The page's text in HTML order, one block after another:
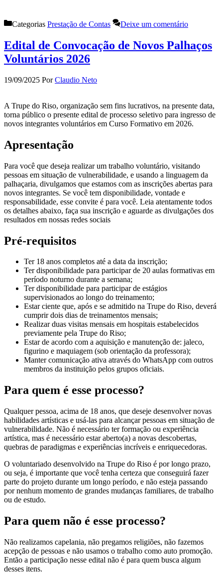
Categorias Prestação de Contas Deixe um comentário
Edital de Convocação de Novos Palhaços
Voluntários 2026
19/09/2025 PorClaudio Neto
A Trupe do Riso, organização sem fins lucrativos, na presente data,
torna público o presente edital de processo seletivo para ingresso de
novos integrantes voluntários em Curso Formativo em 2026.
Apresentação
Para você que deseja realizar um trabalho voluntário, visitando
pessoas em situação de vulnerabilidade, e usando a linguagem da
palhaçaria, divulgamos que estamos com as inscrições abertas para
novos integrantes. Se você tem disponibilidade, vontade e
responsabilidade, esse convite é para você. Leia atentamente todos
os detalhes abaixo, faça sua inscrição e aguarde as divulgações dos
resultados em nossas redes sociais
Pré-requisitos
Ter 18 anos completos até a data da inscrição;
Ter disponibilidade para participar de 20 aulas formativas em
período noturno durante a semana;
Ter disponibilidade para participar de estágios
supervisionados ao longo do treinamento;
Estar ciente que, após e se admitido na Trupe do Riso, deverá
cumprir dois dias de treinamentos mensais;
Realizar duas visitas mensais em hospitais estabelecidos
previamente pela Trupe do Riso;
Estar de acordo com a aquisição e manutenção de: jaleco,
figurino e maquiagem (sob orientação da professora);
Manter comunicação ativa através do WhatsApp com outros
membros da instituição pelos grupos oficiais.
Para quem é esse processo?
Qualquer pessoa, acima de 18 anos, que deseje desenvolver novas
habilidades artísticas e usá-las para alcançar pessoas em situação de
vulnerabilidade. Não é necessário ter formação ou experiência
artística, mas é necessário estar aberto(a) a novas descobertas,
quebras de paradigmas e experiências incríveis e enriquecedoras.
O voluntariado desenvolvido na Trupe do Riso é por longo prazo,
ou seja, é importante que você tenha certeza que conseguirá fazer
parte do projeto durante um longo período, e não esteja passando
por nenhum momento de grandes mudanças familiares, de trabalho
ou de estudo.
Para quem não é esse processo?
Não realizamos capelania, não pregamos religiões, não fazemos
acepção de pessoas e não usamos o trabalho como auto promoção.
Então a participação nesse edital não é para quem busca algum
desses itens.